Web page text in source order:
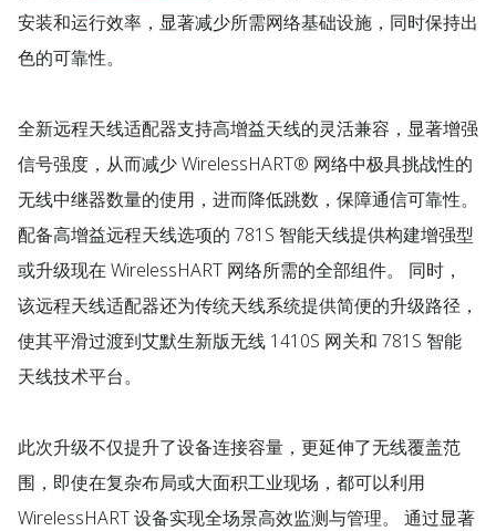
安装和运行效率，显著减少所需网络基础设施，同时保持出
色的可靠性。
全新远程天线适配器支持高增益天线的灵活兼容，显著增强
信号强度，从而减少 WirelessHART® 网络中极具挑战性的
无线中继器数量的使用，进而降低跳数，保障通信可靠性。
配备高增益远程天线选项的 781S 智能天线提供构建增强型
或升级现在 WirelessHART 网络所需的全部组件。 同时，
该远程天线适配器还为传统天线系统提供简便的升级路径，
使其平滑过渡到艾默生新版无线 1410S 网关和 781S 智能
天线技术平台。
此次升级不仅提升了设备连接容量，更延伸了无线覆盖范
围，即使在复杂布局或大面积工业现场，都可以利用
WirelessHART 设备实现全场景高效监测与管理。 通过显著